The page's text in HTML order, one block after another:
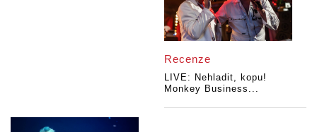
Recenze
LIVE: Nehladit, kopu!
Monkey Business...